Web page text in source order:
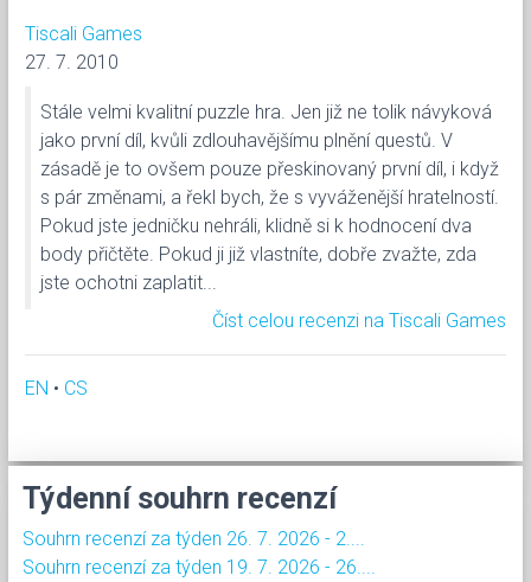
Tiscali Games
27. 7. 2010
Stále velmi kvalitní puzzle hra. Jen již ne tolik návyková
jako první díl, kvůli zdlouhavějšímu plnění questů. V
zásadě je to ovšem pouze přeskinovaný první díl, i když
s pár změnami, a řekl bych, že s vyváženější hratelností.
Pokud jste jedničku nehráli, klidně si k hodnocení dva
body přičtěte. Pokud ji již vlastníte, dobře zvažte, zda
jste ochotni zaplatit...
Číst celou recenzi na Tiscali Games
EN • CS
Týdenní souhrn recenzí
Souhrn recenzí za týden 26. 7. 2026 - 2....
Souhrn recenzí za týden 19. 7. 2026 - 26....